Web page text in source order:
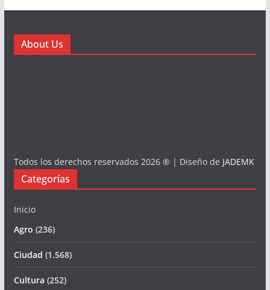
About Us
Todos los derechos reservados 2026 ® | Diseño de JADEMK
Categorías
Inicio
Agro (236)
Ciudad (1.568)
Cultura (252)